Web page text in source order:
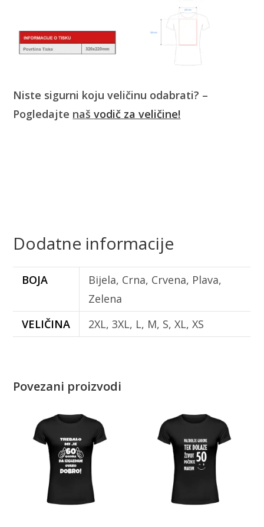
Niste sigurni koju veličinu odabrati? –
Pogledajte našvodič za veličine!
Dodatne informacije
BOJA
Bijela, Crna, Crvena, Plava,
Zelena
VELIČINA
2XL, 3XL, L, M, S, XL, XS
Povezani proizvodi